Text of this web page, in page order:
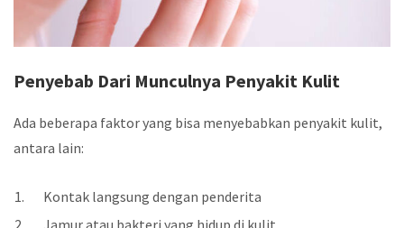
Penyebab Dari Munculnya Penyakit Kulit
Ada beberapa faktor yang bisa menyebabkan penyakit kulit,
antara lain:
Kontak langsung dengan penderita
Jamur atau bakteri yang hidup di kulit